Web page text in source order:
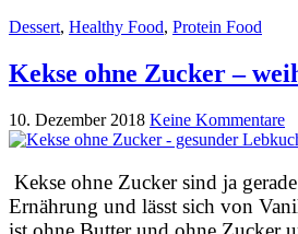
Dessert, Healthy Food, Protein Food
Kekse ohne Zucker –
10. Dezember 2018 Keine Kommentare
Kekse ohne Zucker sind ja
Ernährung und lässt sich von